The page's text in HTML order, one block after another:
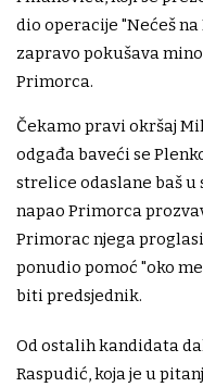
dio operacije "Nećeš
zapravo pokušava
Primorca.
Čekamo pravi okršaj
odgađa baveći se
strelice odaslane baš u
napao Primorca
Primorac njega
ponudio pomoć "oko
biti predsjednik.
Od ostalih kandidata
Raspudić, koja je u